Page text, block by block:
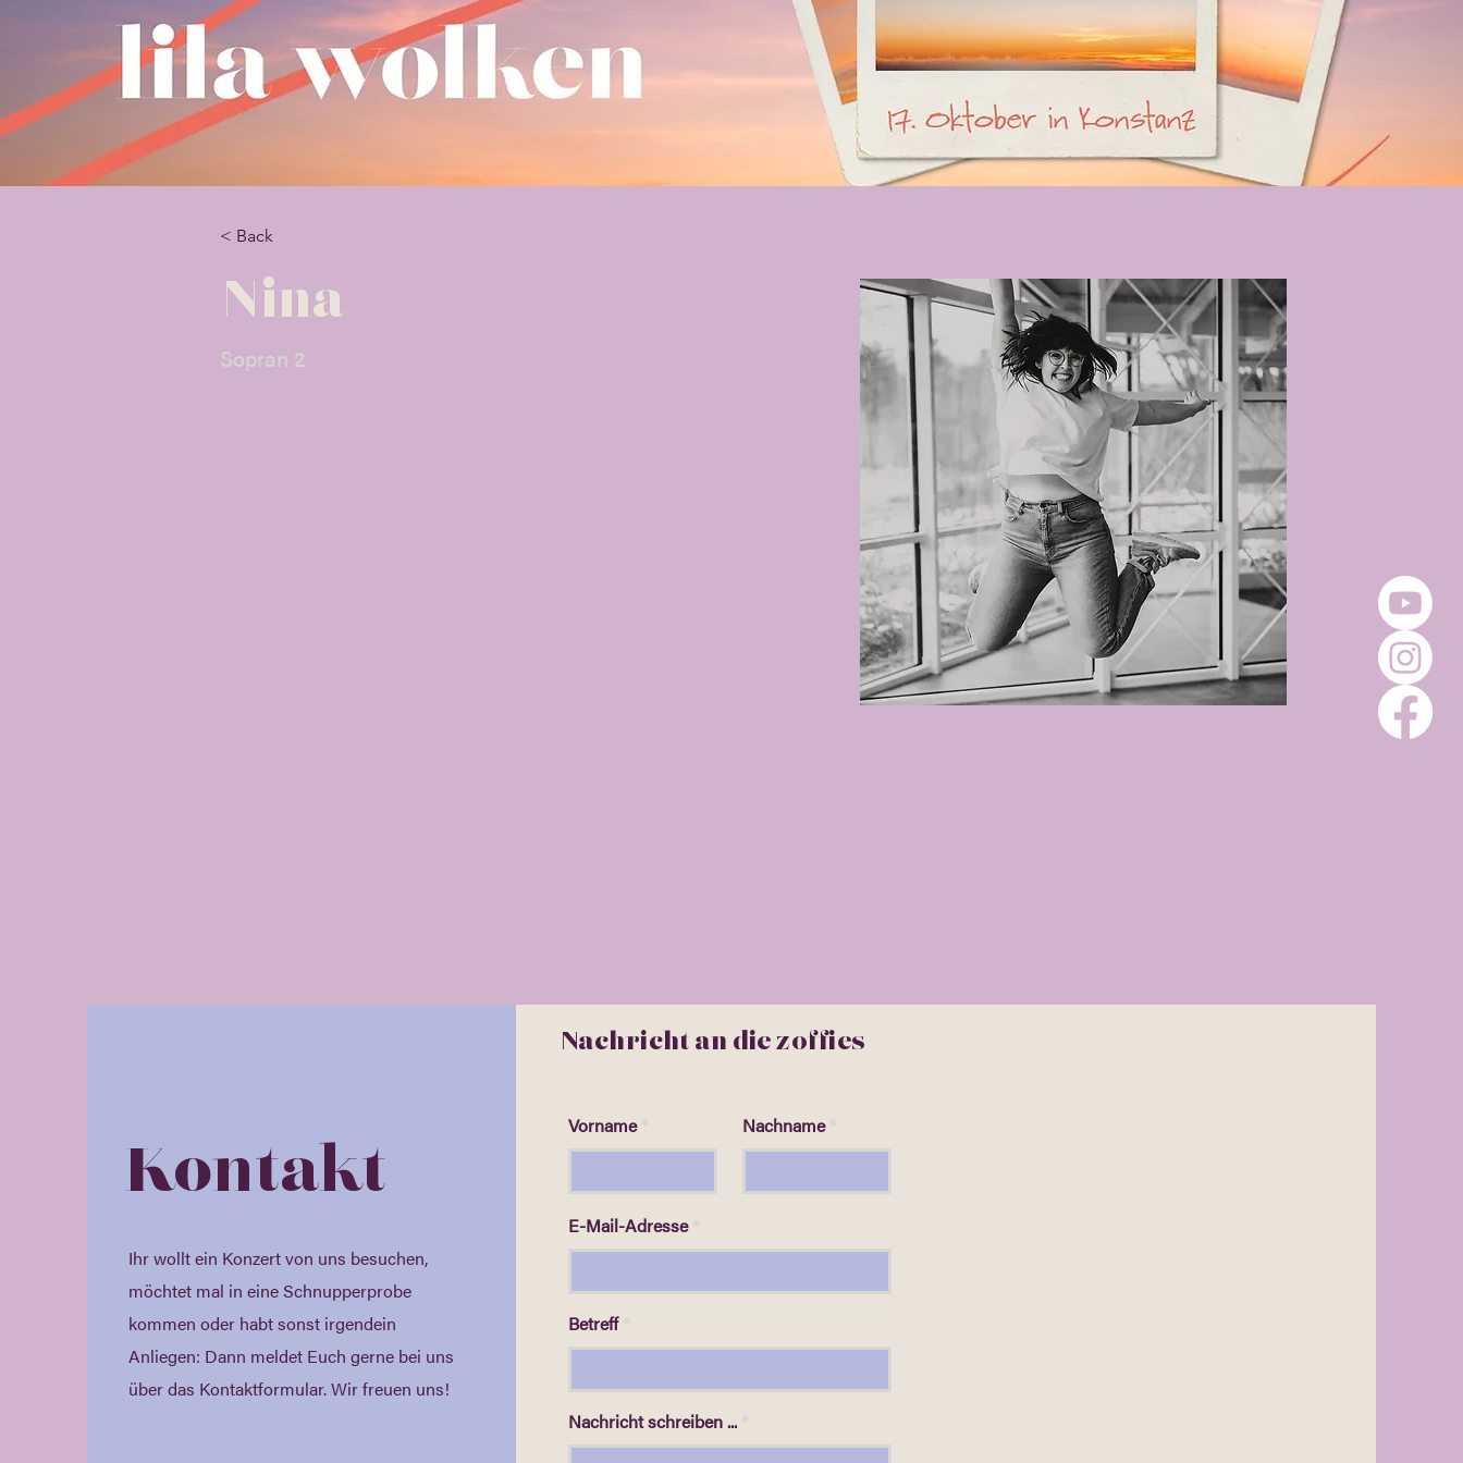
< Back
Nina
Sopran 2
Kontakt
Ihr wollt ein Konzert von uns besuchen,
möchtet mal in eine Schnupperprobe
kommen oder habt sonst irgendein
Anliegen: Dann meldet Euch gerne bei uns
über das Kontaktformular. Wir freuen uns!
Nachricht an die zoffies
Vorname Nachname
E-Mail-Adresse
Betreff
Nachricht schreiben ...